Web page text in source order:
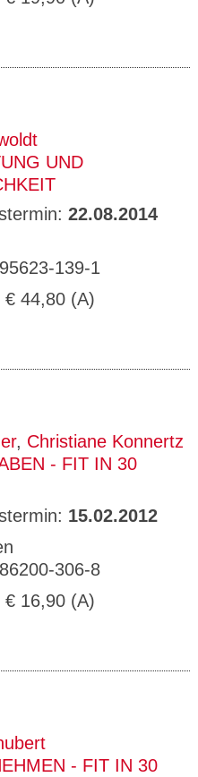
UND
22.08.2014
139-1
| € 44,80 (A)
, Christiane Konnertz
- FIT IN 30
15.02.2012
306-8
| € 16,90 (A)
- FIT IN 30